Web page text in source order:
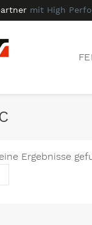
mit High
Ergebnisse